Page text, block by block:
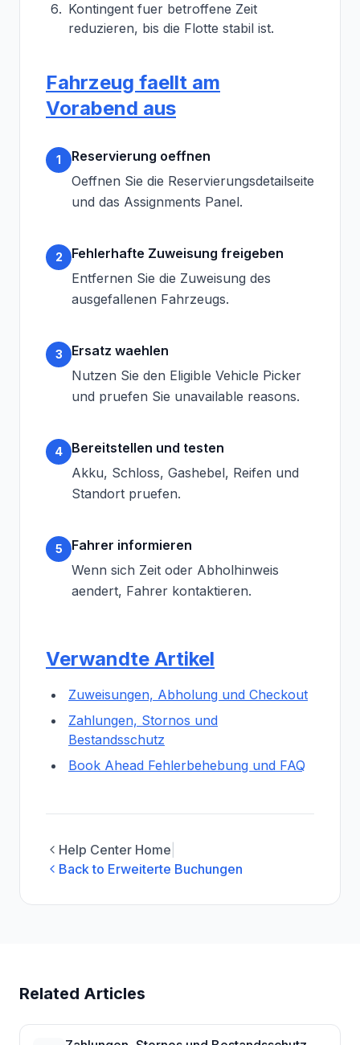
Kontingent fuer betroffene Zeit
reduzieren, bis die Flotte stabil ist.
Fahrzeug faellt am
Vorabend aus
1
Reservierung oeffnen
Oeffnen Sie die Reservierungsdetailseite
und das Assignments Panel.
2
Fehlerhafte Zuweisung freigeben
Entfernen Sie die Zuweisung des
ausgefallenen Fahrzeugs.
3
Ersatz waehlen
Nutzen Sie den Eligible Vehicle Picker
und pruefen Sie unavailable reasons.
4
Bereitstellen und testen
Akku, Schloss, Gashebel, Reifen und
Standort pruefen.
5
Fahrer informieren
Wenn sich Zeit oder Abholhinweis
aendert, Fahrer kontaktieren.
Verwandte Artikel
Zuweisungen, Abholung und Checkout
Zahlungen, Stornos und
Bestandsschutz
Book Ahead Fehlerbehebung und FAQ
Help Center Home
Back to Erweiterte Buchungen
Related Articles